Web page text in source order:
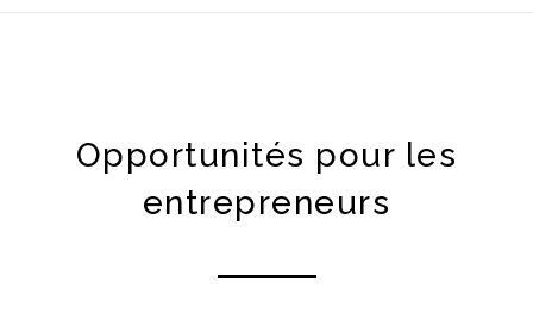
Opportunités pour les
entrepreneurs